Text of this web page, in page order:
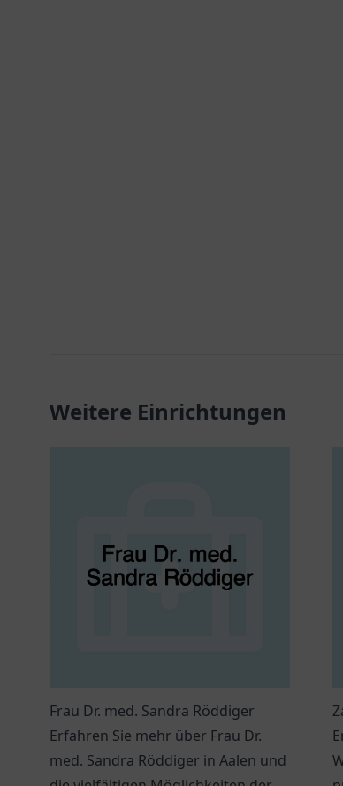
Weitere Einrichtungen
Frau Dr. med. Sandra Röddiger
Erfahren Sie mehr über Frau Dr.
med. Sandra Röddiger in Aalen und